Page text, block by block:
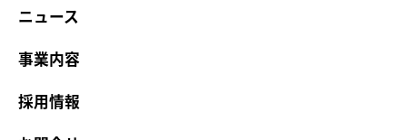
ニュース
事業内容
採用情報